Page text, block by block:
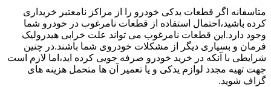
متاسفانه اگر قطعات یدکی خودرو را از مراکز نامعتبر خریداری
کرده باشید،احتمال استفاده از قطعات نامرغوب در خودرو شما
وجود دارد.این قطعات نامرغوب می تواند علت خرابی هیدرولیک
فرمان و بسیاری دیگر از مشکلات خودروی شما باشند.در چنین
شرایطی با آنکه در خرید خودرو صرفه جویی کرده اید،اما لازم است
جهت تهیه مجدد لوازم یدکی و یا تعمیر آن ها متحمل هزینه های
گزاف شوید.